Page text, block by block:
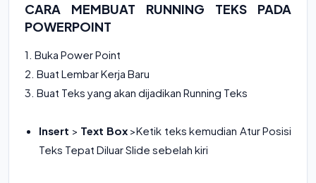
CARA MEMBUAT RUNNING TEKS PADA
POWERPOINT
1. Buka Power Point
2. Buat Lembar Kerja Baru
3. Buat Teks yang akan dijadikan Running Teks
Insert > Text Box>Ketik teks kemudian Atur Posisi
Teks Tepat Diluar Slide sebelah kiri